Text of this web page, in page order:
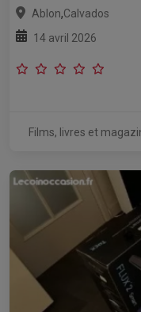
Ablon,Calvados
14 avril 2026
Films, livres et